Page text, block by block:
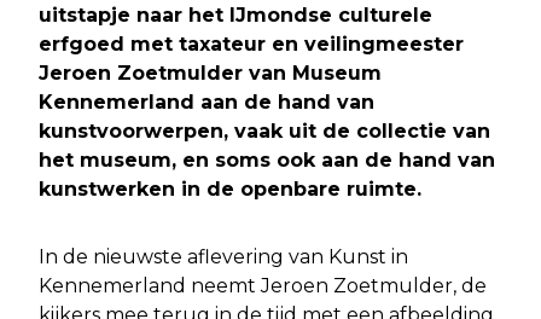
uitstapje naar het IJmondse culturele
erfgoed met taxateur en veilingmeester
Jeroen Zoetmulder van Museum
Kennemerland aan de hand van
kunstvoorwerpen, vaak uit de collectie van
het museum, en soms ook aan de hand van
kunstwerken in de openbare ruimte.
In de nieuwste aflevering van Kunst in
Kennemerland neemt Jeroen Zoetmulder, de